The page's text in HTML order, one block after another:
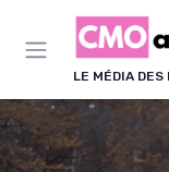
LE MÉDIA
Panneau de gestion